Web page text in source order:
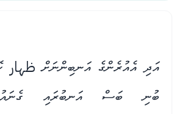
އަދި އެއުރެންގެ އަނބިންނަށް ظهار
ބުނި ބަސް އަނބުރައި